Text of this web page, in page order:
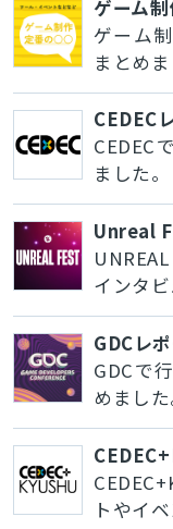
ゲーム
ゲーム
まとめま
CEDEC
CEDEC
ました。
Unreal
インタ
GDCレ
GDCで
めました
トやイ